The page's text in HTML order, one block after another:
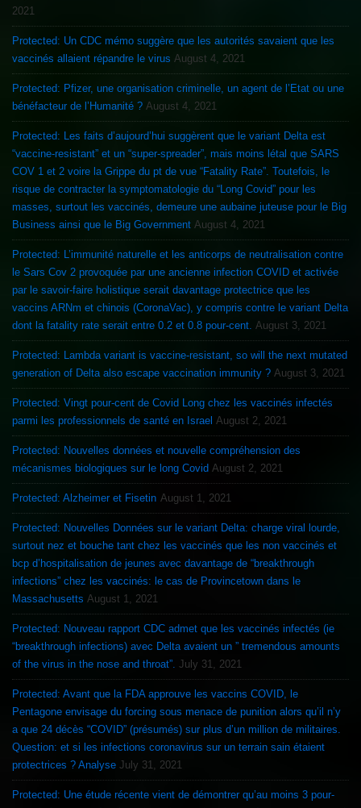
2021
Protected: Un CDC mémo suggère que les autorités savaient que les
vaccinés allaient répandre le virus August 4, 2021
Protected: Pfizer, une organisation criminelle, un agent de l’Etat ou une
bénéfacteur de l’Humanité ? August 4, 2021
Protected: Les faits d’aujourd’hui suggèrent que le variant Delta est
“vaccine-resistant” et un “super-spreader”, mais moins létal que SARS
COV 1 et 2 voire la Grippe du pt de vue “Fatality Rate”. Toutefois, le
risque de contracter la symptomatologie du “Long Covid” pour les
masses, surtout les vaccinés, demeure une aubaine juteuse pour le Big
Business ainsi que le Big Government August 4, 2021
Protected: L’immunité naturelle et les anticorps de neutralisation contre
le Sars Cov 2 provoquée par une ancienne infection COVID et activée
par le savoir-faire holistique serait davantage protectrice que les
vaccins ARNm et chinois (CoronaVac), y compris contre le variant Delta
dont la fatality rate serait entre 0.2 et 0.8 pour-cent. August 3, 2021
Protected: Lambda variant is vaccine-resistant, so will the next mutated
generation of Delta also escape vaccination immunity ? August 3, 2021
Protected: Vingt pour-cent de Covid Long chez les vaccinés infectés
parmi les professionnels de santé en Israel August 2, 2021
Protected: Nouvelles données et nouvelle compréhension des
mécanismes biologiques sur le long Covid August 2, 2021
Protected: Alzheimer et Fisetin August 1, 2021
Protected: Nouvelles Données sur le variant Delta: charge viral lourde,
surtout nez et bouche tant chez les vaccinés que les non vaccinés et
bcp d’hospitalisation de jeunes avec davantage de “breakthrough
infections” chez les vaccinés: le cas de Provincetown dans le
Massachusetts August 1, 2021
Protected: Nouveau rapport CDC admet que les vaccinés infectés (ie
“breakthrough infections) avec Delta avaient un ” tremendous amounts
of the virus in the nose and throat”. July 31, 2021
Protected: Avant que la FDA approuve les vaccins COVID, le
Pentagone envisage du forcing sous menace de punition alors qu’il n’y
a que 24 décès “COVID” (présumés) sur plus d’un million de militaires.
Question: et si les infections coronavirus sur un terrain sain étaient
protectrices ? Analyse July 31, 2021
Protected: Une étude récente vient de démontrer qu’au moins 3 pour-